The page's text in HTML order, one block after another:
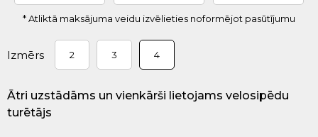
* Atliktā maksājuma veidu izvēlieties noformējot pasūtījumu
Izmērs 2 3 4
Ātri uzstādāms un vienkārši lietojams velosipēdu
turētājs